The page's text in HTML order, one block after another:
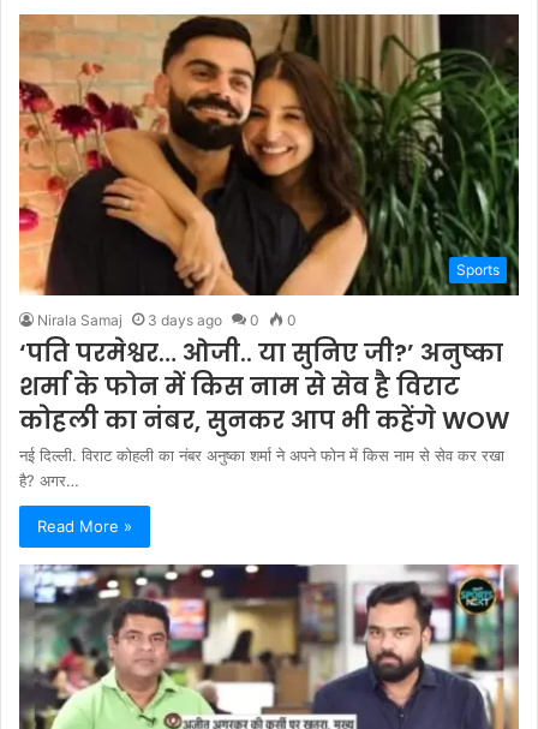
Sports
Nirala Samaj 3 days ago 0 0
‘पति परमेश्वर… ओजी.. या सुनिए जी?’ अनुष्का
शर्मा के फोन में किस नाम से सेव है विराट
कोहली का नंबर, सुनकर आप भी कहेंगे WOW
नई दिल्ली. विराट कोहली का नंबर अनुष्का शर्मा ने अपने फोन में किस नाम से सेव कर रखा
है? अगर…
Read More »